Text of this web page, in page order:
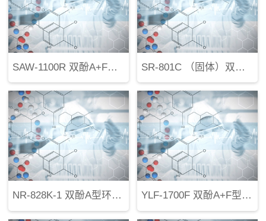
SAW-1100R 双酚A+F型环氧树脂 SR-801C （固体）双酚A型环氧树脂
NR-828K-1 双酚A型环氧树脂 YLF-1700F 双酚A+F型环氧树脂